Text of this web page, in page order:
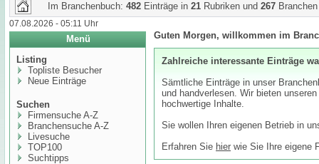
Im Branchenbuch: 482 Einträge in 21 Rubriken und 267 Branchen
07.08.2026 - 05:11 Uhr
Menü
Listing
Topliste Besucher
Neue Einträge
Suchen
Firmensuche A-Z
Branchensuche A-Z
Livesuche
TOP100
Suchtipps
Guten Morgen, willkommen im
Zahlreiche interessante Einträge
Sämtliche Einträge in unser
und handverlesen. Wir bieten
hochwertige Inhalte.
Sie wollen Ihren eigenen Betrieb in
Erfahren Sie hier wie Sie Ihre eigene